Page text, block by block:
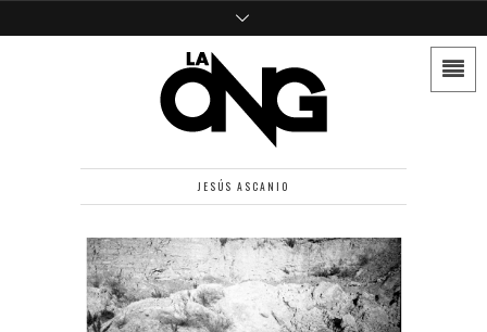
JESÚS ASCANIO